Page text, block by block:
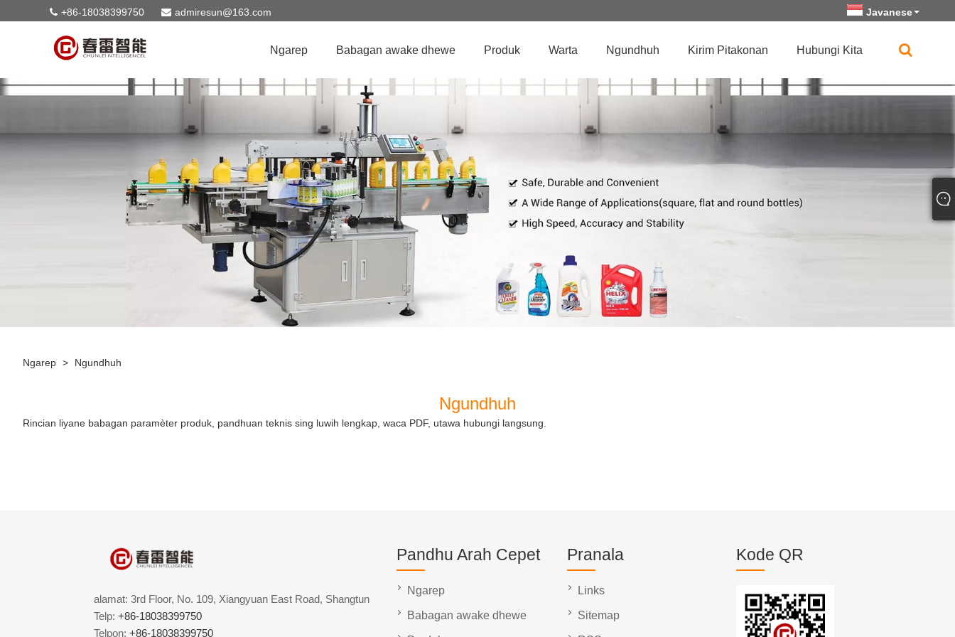
+86-18038399750 admiresun@163.com Javanese
Ngarep Babagan awake dhewe Produk Warta Ngundhuh Kirim Pitakonan Hubungi Kita
Ngarep > Ngundhuh
Ngundhuh
Rincian liyane babagan paramèter produk, pandhuan teknis sing luwih lengkap, waca PDF, utawa hubungi langsung.
alamat: 3rd Floor, No. 109, Xiangyuan East Road, Shangtun
Telp: +86-18038399750
Telpon: +86-18038399750
Pandhu Arah Cepet
Ngarep
Babagan awake dhewe
Pranala
Links
Sitemap
Kode QR